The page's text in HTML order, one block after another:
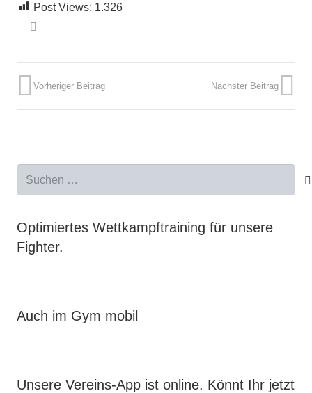
Post Views: 1.326
Vorheriger Beitrag Nächster Beitrag
nach:
Optimiertes Wettkampftraining für unsere
Fighter.
Auch im Gym mobil
Unsere Vereins-App ist online. Könnt Ihr jetzt